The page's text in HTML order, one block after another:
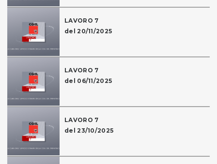
LAVORO 7
del 20/11/2025
LAVORO 7
del 06/11/2025
LAVORO 7
del 23/10/2025